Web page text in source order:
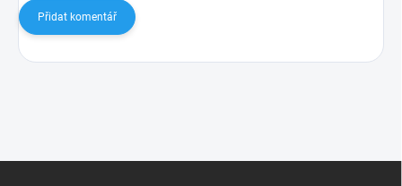
Přidat komentář